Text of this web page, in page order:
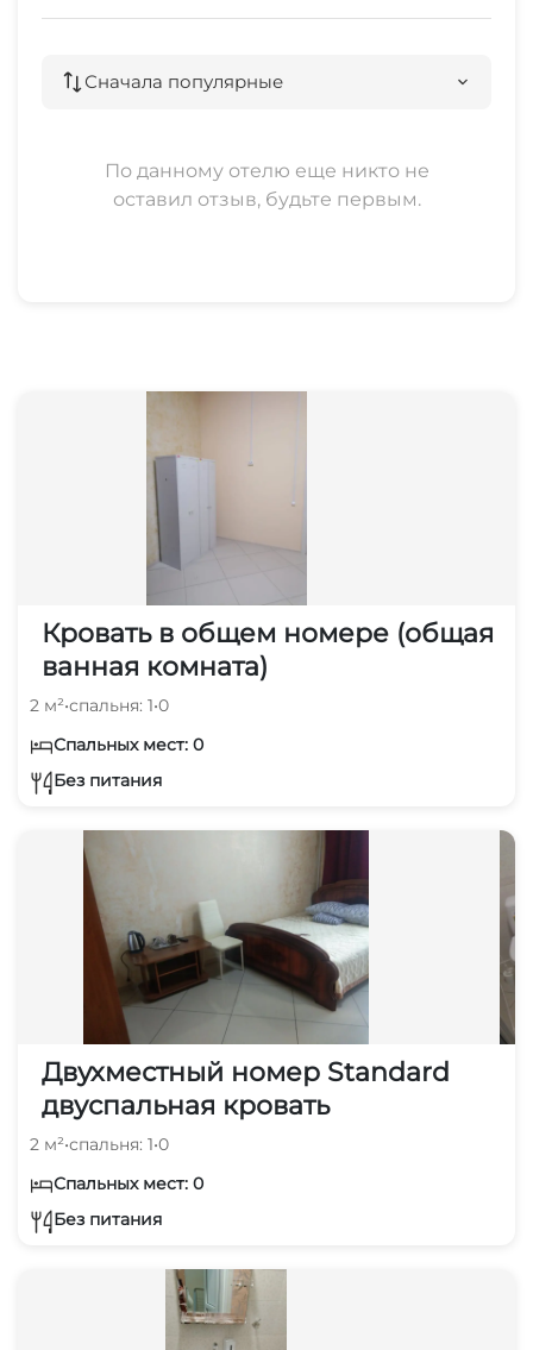
Сначала популярные
По данному отелю еще никто не
оставил отзыв, будьте первым.
Кровать в общем номере (общая
ванная комната)
2 м²•спальня: 1•0
Спальных мест: 0
Без питания
Двухместный номер Standard
двуспальная кровать
2 м²•спальня: 1•0
Спальных мест: 0
Без питания